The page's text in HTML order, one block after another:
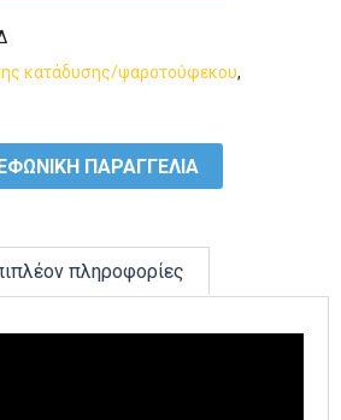
κατάδυσης/ψαροτούφεκου,
ΠΑΡΑΓΓΕΛΙΑ
πληροφορίες